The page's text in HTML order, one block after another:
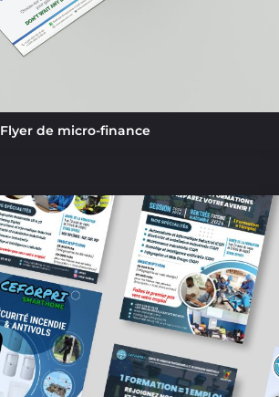
Flyer de micro-finance